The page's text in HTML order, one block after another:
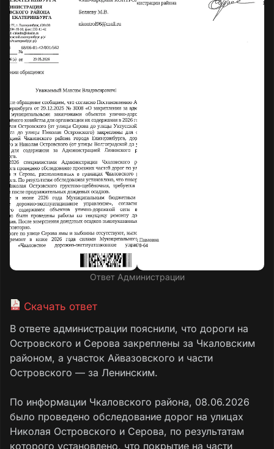
Ответ Администрации
Скачать ответ
В ответе администрации пояснили, что дороги на
Островского и Серова закреплены за Чкаловским
районом, а участок Айвазовского и части
Островского — за Ленинским.
По информации Чкаловского района, 08.06.2026
было проведено обследование дорог на улицах
Николая Островского и Серова, по результатам
которого установлено, что покрытие на части